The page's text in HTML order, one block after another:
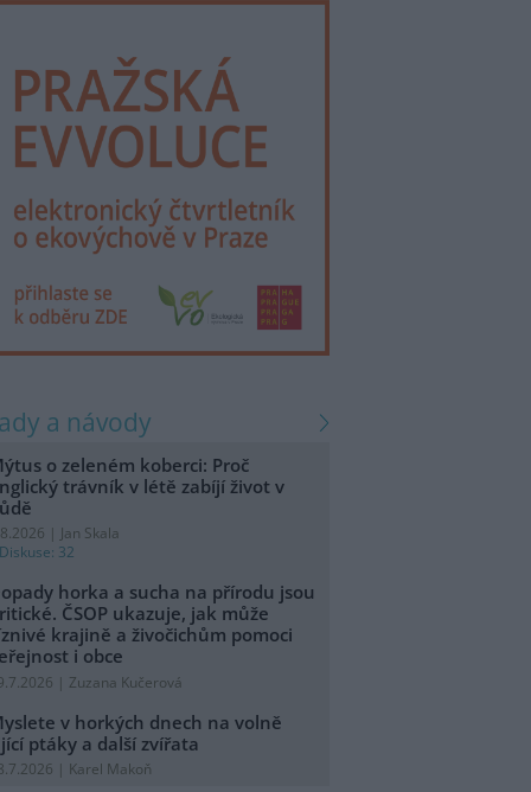
a návody
o zeleném koberci: Proč
trávník v létě zabíjí život v
| Jan Skala
Diskuse: 32
horka a sucha na přírodu jsou
ČSOP ukazuje, jak může
krajině a živočichům pomoci
i obce
| Zuzana Kučerová
v horkých dnech na volně
ptáky a další zvířata
| Karel Makoň